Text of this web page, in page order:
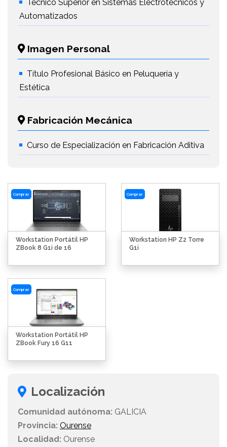
Técnico Superior en Sistemas Electrotécnicos y
Automatizados
Imagen Personal
Título Profesional Básico en Peluquería y
Estética
Fabricación Mecánica
Curso de Especialización en Fabricación Aditiva
Comprar
Workstation Portátil HP
ZBook 8 G1i de 16
Comprar
Workstation HP Z2 Torre
G1i
Comprar
Workstation Portátil HP
ZBook Fury 16 G11
Localización
Comunidad autónoma: GALICIA
Provincia: Ourense
Localidad: Ourense